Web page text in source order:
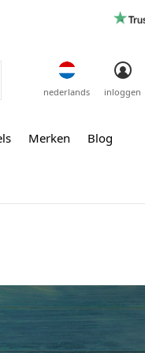
Merken Blog
nederlands inloggen